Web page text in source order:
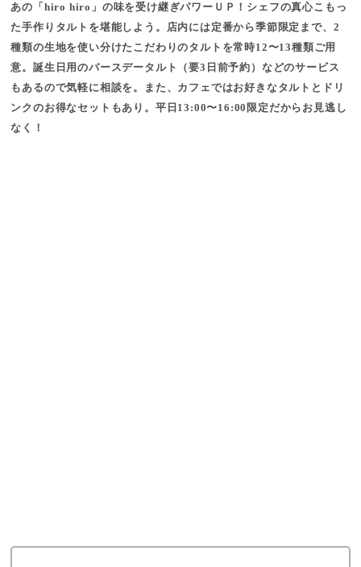
あの「hiro hiro」の味を受け継ぎパワーＵＰ！シェフの真心こもっ
た手作りタルトを堪能しよう。店内には定番から季節限定まで、2
種類の生地を使い分けたこだわりのタルトを常時12〜13種類ご用
意。誕生日用のバースデータルト（要3日前予約）などのサービス
もあるので気軽に相談を。また、カフェではお好きなタルトとドリ
ンクのお得なセットもあり。平日13:00〜16:00限定だからお見逃し
なく！